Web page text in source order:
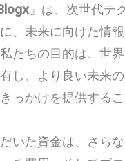
」は、次世代テ
、未来に向けた情
たちの目的は、世
し、より良い未来
っかけを提供するこ
いた資金は、さら